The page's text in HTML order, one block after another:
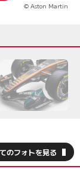
© Aston Martin
のフォトを見る